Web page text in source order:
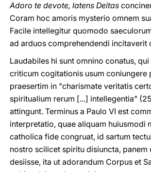
Adoro te devote, latens Deitas
Coram hoc amoris mysterio omnem
Facile intellegitur quomodo
ad arduos comprehendendi incitaverit
Laudabiles hi sunt omnino conatus,
criticum cogitationis usum
praesertim in "charismate veritatis
spiritualium rerum [...] intellegentia"
attingunt. Terminus a Paulo VI est
interpretatio, quae aliquam huiusmodi
catholica fide congruat, id sartum
nostro scilicet spiritu disiuncta,
desiisse, ita ut adorandum Corpus et